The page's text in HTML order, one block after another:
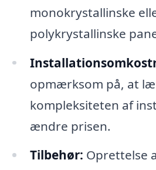
monokrystallinske
polykrystallinske
opmærksom på, at
kompleksiteten af
ændre prisen.
Tilbehør: Oprettelse